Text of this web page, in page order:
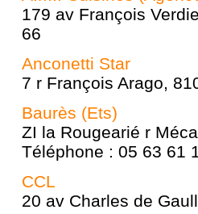
179 av François
66
Anconetti Star
7 r François Arago,
Baurès (Ets)
ZI la Rougearié r
Téléphone : 05 63 61
CCL
20 av Charles de